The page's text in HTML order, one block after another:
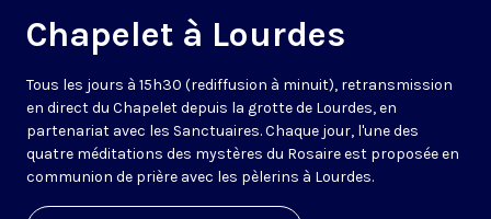
Chapelet à Lourdes
Tous les jours à 15h30 (rediffusion à minuit), retransmission
en direct du Chapelet depuis la grotte de Lourdes, en
partenariat avec les Sanctuaires. Chaque jour, l'une des
quatre méditations des mystères du Rosaire est proposée en
communion de prière avec les pèlerins à Lourdes.